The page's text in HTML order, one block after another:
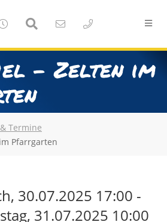
- Zelten im
Termine
Pfarrgarten
30.07.2025 17:00 -
31.07.2025 10:00